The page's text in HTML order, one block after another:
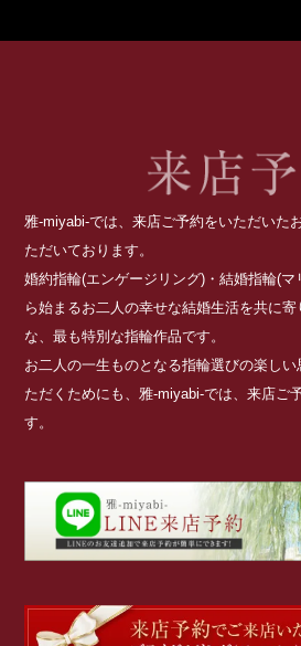
雅-miyabi-では、来店ご予約をいただいた
ただいております。
婚約指輪(エンゲージリング)・結婚指輪(
ら始まるお二人の幸せな結婚生活を共に
な、最も特別な指輪作品です。
お二人の一生ものとなる指輪選びの楽し
ただくためにも、雅-miyabi-では、来店ご
す。